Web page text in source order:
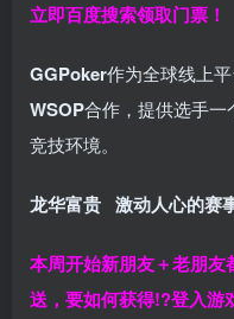
立即百度搜索领取门票！
GGPoker作为全球线上
WSOP合作，提供选手一
竞技环境。
龙华富贵 激动人心的赛
本周开始新朋友＋老朋
送，要如何获得!?登入游